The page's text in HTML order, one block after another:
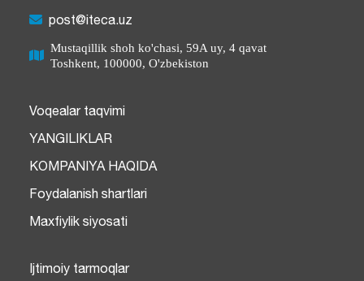
post@iteca.uz
Mustaqillik shoh ko'chasi, 59A uy, 4 qavat
Toshkent, 100000, O'zbekiston
Voqealar taqvimi
YANGILIKLAR
KOMPANIYA HAQIDA
Foydalanish shartlari
Maxfiylik siyosati
Ijtimoiy tarmoqlar